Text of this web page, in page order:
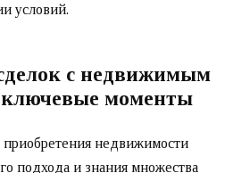
условий.
с недвижимым
моменты
недвижимости
подхода и знания множества